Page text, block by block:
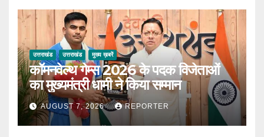
उत्तराखंड उत्तराखंड मुख्य ख़बरें
कॉमनवेल्थ गेम्स 2026 के पदक विजेताओं
का मुख्यमंत्री धामी ने किया सम्मान
AUGUST 7, 2026 REPORTER